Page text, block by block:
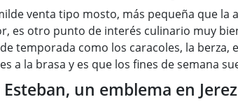
venta tipo mosto, más pequeña que
es otro punto de interés culinario muy
temporada como los caracoles, la
a la brasa y es que los fines de semana
un emblema en